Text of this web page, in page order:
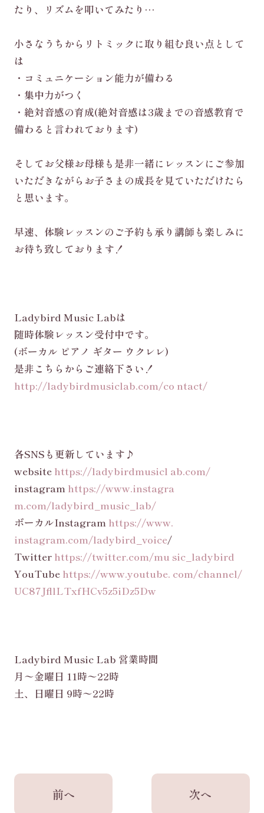
たり、リズムを叩いてみたり…
小さなうちからリトミックに取り組む良い点として
は
・コミュニケーション能力が備わる
・集中力がつく
・絶対音感の育成(絶対音感は3歳までの音感教育で
備わると言われております)
そしてお父様お母様も是非一緒にレッスンにご参加
いただきながらお子さまの成長を見ていただけたら
と思います。
早速、体験レッスンのご予約も承り講師も楽しみに
お待ち致しております！
Ladybird Music Labは
随時体験レッスン受付中です。
(ボーカル ピアノ ギター ウクレレ)
是非こちらからご連絡下さい！
http://ladybirdmusiclab.com/co ntact/
各SNSも更新しています♪
website https://ladybirdmusicl ab.com/
instagram https://www.instagra
m.com/ladybird_music_lab/
ボーカルInstagram https://www.
instagram.com/ladybird_voice/
Twitter https://twitter.com/mu sic_ladybird
YouTube https://www.youtube. com/channel/
UC87JfllLTxfHCv5z5iDz5Dw
Ladybird Music Lab 営業時間
月〜金曜日 11時〜22時
土、日曜日 9時〜22時
前へ 次へ